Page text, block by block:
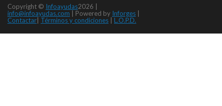
Copyright © Infoayudas2026 |
info@infoayudas.com
Powered by Inforges
Contactar Términos y condiciones L.O.P.D.